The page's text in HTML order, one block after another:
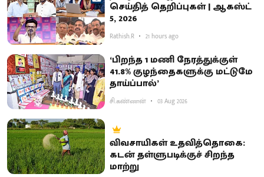
செய்தித் தெறிப்புகள் | ஆகஸ்ட்
5, 2026
Rathish.R 21 hours ago
‘பிறந்த 1 மணி நேரத்துக்குள்
41.8% குழந்தைகளுக்கு மட்டுமே
தாய்ப்பால்’
சி.கண்ணன் 03 Aug 2026
விவசாயிகள் உதவித்தொகை:
கடன் தள்ளுபடிக்குச் சிறந்த
மாற்று